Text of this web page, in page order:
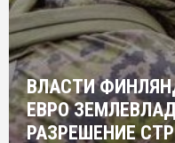
ВЛАСТИ
ЕВРО
РАЗРЕШЕНИЕ